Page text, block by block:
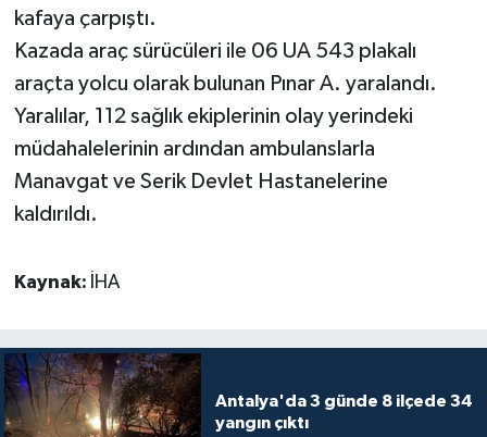
kafaya çarpıştı.
Kazada araç sürücüleri ile 06 UA 543 plakalı
araçta yolcu olarak bulunan Pınar A. yaralandı.
Yaralılar, 112 sağlık ekiplerinin olay yerindeki
müdahalelerinin ardından ambulanslarla
Manavgat ve Serik Devlet Hastanelerine
kaldırıldı.
Kaynak: İHA
Antalya'da 3 günde 8 ilçede 34
yangın çıktı
Sosyal medya
Spor
Televizyon
Turizm